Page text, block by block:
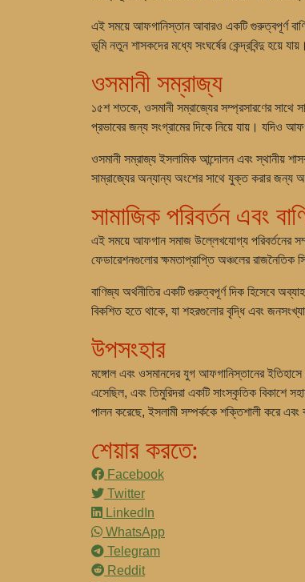
এই সময়ে আফগানিস্তান আবারও একটি গুরুত্বপূর্ণ
ভূমি নতুন শাসকদের মধ্যে সংঘর্ষের কেন্দ্রবিন্দু হয়ে যায়।
ওসমানী সম্রাজ্য
১৫শ শতকে, ওসমানী সম্রাজ্যের সম্প্রসারণের সাথে
প্রভাবের জন্য সংগ্রামের দিকে নিয়ে যায়। যদিও
ওসমানী সম্রাজ্য ইসলামিক আন্দোলন এবং স্থানীয়
সাম্রাজ্যের অন্যান্য অংশের সাথে যুক্ত করার জন্য
সামাজিক পরিবর্তন এবং
এই সময়ে আফগান সমাজ উল্লেখযোগ্য পরিবর্তনের
ফেডারেশনগুলোর ক্ষমতাপ্রাপ্তি অঞ্চলের রাজনৈতিক
বাণিজ্য অর্থনীতির একটি গুরুত্বপূর্ণ দিক হিসেবে
বিকশিত হতে থাকে, যা শহরগুলোর বৃদ্ধি এবং
উপসংহার
মঙ্গোল এবং ওসমানদের যুগ আফগানিস্তানের
এসেছিল, এবং তিমুরিদরা একটি সাংস্কৃতিক বিকাশে
পালন করেছে, ইসলামী সম্পর্ককে শক্তিশালী করে
শেয়ার করতে:
Facebook
Twitter
LinkedIn
WhatsApp
Telegram
Reddit